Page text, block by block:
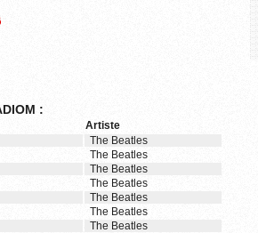
:
Artiste
The Beatles
The Beatles
The Beatles
The Beatles
The Beatles
The Beatles
The Beatles